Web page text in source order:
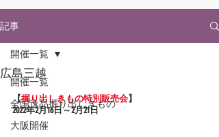
記事
開催一覧
全国逸品掘り出しきもの
大阪開催
開催一覧
広島三越
【掘り出しきもの特別販売会】
2022年2月16日～2月21日